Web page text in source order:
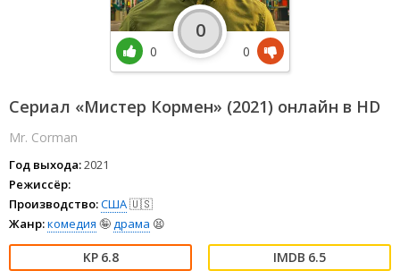
Сериал «Мистер Кормен» (2021) онлайн в HD
Mr. Corman
Год выхода:2021
Режиссёр:
Производство:США🇺🇸
Жанр:комедия 🤪драма 😫
6.8 6.5
0
0
0